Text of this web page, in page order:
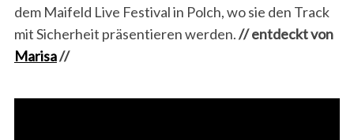
dem Maifeld Live Festival in Polch, wo sie den Track
mit Sicherheit präsentieren werden.// entdeckt von
Marisa//